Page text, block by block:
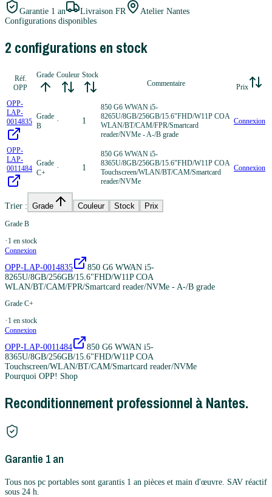
Garantie 1 an Livraison FR
Atelier Nantes
Configurations disponibles
2 configurations en stock
Réf.
OPP
Grade Couleur Stock
Commentaire
Prix
OPP-
LAP-
0014835
Grade
B
· 1
850 G6 WWAN i5-
8265U/8GB/256GB/15.6"FHD/W11P COA
WLAN/BT/CAM/FPR/Smartcard
reader/NVMe - A-/B grade
Connexion
OPP-
LAP-
0011484
Grade
C+
· 1
850 G6 WWAN i5-
8365U/8GB/256GB/15.6"FHD/W11P COA
Touchscreen/WLAN/BT/CAM/Smartcard
reader/NVMe
Connexion
Trier : Grade Couleur Stock Prix
Grade B
· 1 en stock
Connexion
OPP-LAP-0014835
850 G6 WWAN i5-
8265U/8GB/256GB/15.6"FHD/W11P COA
WLAN/BT/CAM/FPR/Smartcard reader/NVMe - A-/B grade
Grade C+
· 1 en stock
Connexion
OPP-LAP-0011484
850 G6 WWAN i5-
8365U/8GB/256GB/15.6"FHD/W11P COA
Touchscreen/WLAN/BT/CAM/Smartcard reader/NVMe
Pourquoi OPP! Shop
Reconditionnement professionnel à Nantes.
Garantie 1 an
Tous nos pc portables sont garantis 1 an pièces et main d'œuvre. SAV réactif
sous 24 h.